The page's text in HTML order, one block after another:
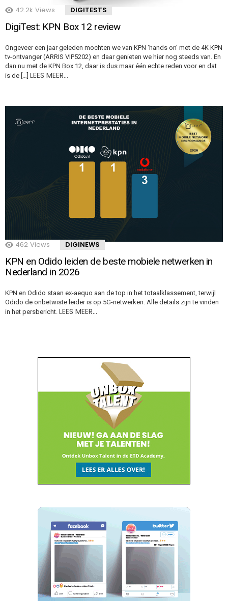
42.2k Views DIGITESTS
DigiTest: KPN Box 12 review
Ongeveer een jaar geleden mochten we van KPN ‘hands on’ met de 4K KPN
tv-ontvanger (ARRIS VIP5202) en daar genieten we hier nog steeds van. En
dan nu met de KPN Box 12, daar is dus maar één echte reden voor en dat
is de […] LEES MEER…
462 Views DIGINEWS
KPN en Odido leiden de beste mobiele netwerken in
Nederland in 2026
KPN en Odido staan ex-aequo aan de top in het totaalklassement, terwijl
Odido de onbetwiste leider is op 5G-netwerken. Alle details zijn te vinden
in het persbericht. LEES MEER…